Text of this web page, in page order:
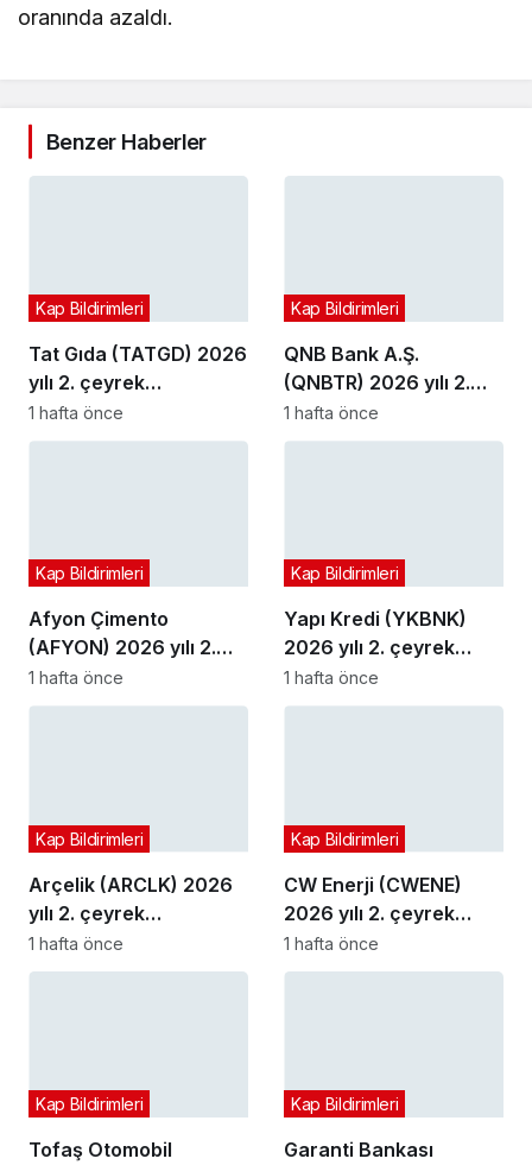
oranında azaldı.
Benzer Haberler
Tat Gıda (TATGD) 2026
yılı 2. çeyrek
bilançosunu açıkladı
Kap Bildirimleri
1 hafta önce
QNB Bank A.Ş.
(QNBTR) 2026 yılı 2.
çeyrek bilançosunu
açıkladı
Kap Bildirimleri
1 hafta önce
Afyon Çimento
(AFYON) 2026 yılı 2.
çeyrek bilançosunu
açıkladı
Kap Bildirimleri
1 hafta önce
Yapı Kredi (YKBNK)
2026 yılı 2. çeyrek
bilançosunu açıkladı
Kap Bildirimleri
1 hafta önce
Arçelik (ARCLK) 2026
yılı 2. çeyrek
bilançosunu açıkladı
Kap Bildirimleri
1 hafta önce
CW Enerji (CWENE)
2026 yılı 2. çeyrek
bilançosunu açıkladı
Kap Bildirimleri
1 hafta önce
Tofaş Otomobil
Kap Bildirimleri
Garanti Bankası
Kap Bildirimleri